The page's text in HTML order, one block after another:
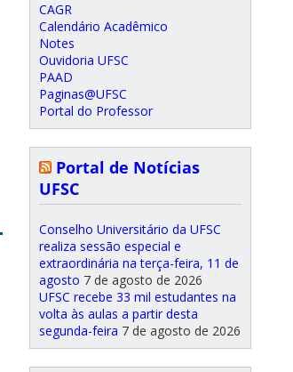
CAGR
Calendário Acadêmico
Notes
Ouvidoria UFSC
PAAD
Paginas@UFSC
Portal do Professor
Portal de Notícias
UFSC
Conselho Universitário da UFSC
realiza sessão especial e
extraordinária na terça-feira, 11 de
agosto 7 de agosto de 2026
UFSC recebe 33 mil estudantes na
volta às aulas a partir desta
segunda-feira 7 de agosto de 2026